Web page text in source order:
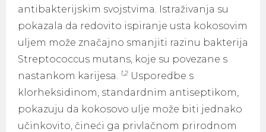
antibakterijskim svojstvima. Istraživanja su
pokazala da redovito ispiranje usta kokosovim
uljem može značajno smanjiti razinu bakterija
Streptococcus mutans, koje su povezane s
nastankom karijesa. 1,2 Usporedbe s
klorheksidinom, standardnim antiseptikom,
pokazuju da kokosovo ulje može biti jednako
učinkovito, čineći ga privlačnom prirodnom